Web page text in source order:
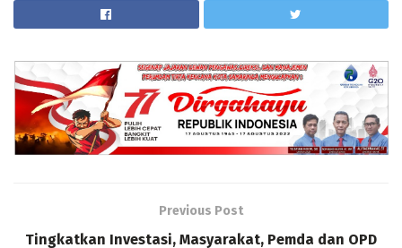
Previous Post
Tingkatkan Investasi, Masyarakat, Pemda dan OPD